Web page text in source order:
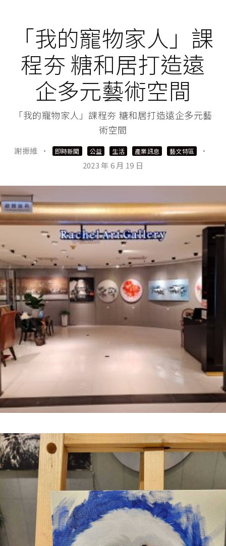
「我的寵物家人」課
程夯 糖和居打造遠
企多元藝術空間
「我的寵物家人」課程夯 糖和居打造遠企多元藝
術空間
謝振維 · 即時新聞 公益 生活 產業訊息 藝文特區
·
2023 年 6 月 19 日